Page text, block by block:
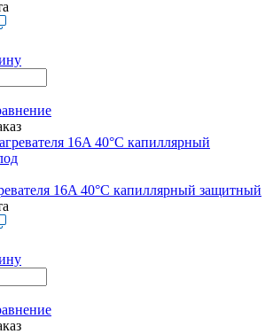
16A 40°C капиллярный защитный